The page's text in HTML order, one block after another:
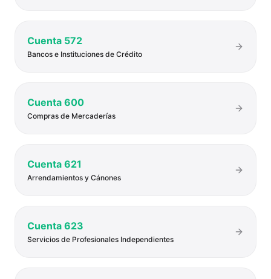
Cuenta 572
Bancos e Instituciones de Crédito
Cuenta 600
Compras de Mercaderías
Cuenta 621
Arrendamientos y Cánones
Cuenta 623
Servicios de Profesionales Independientes